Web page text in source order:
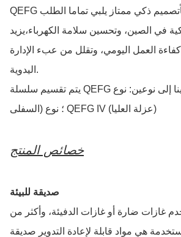
QEFG الرئيسية أخف وزناًتصميم ذكي ممتاز يلبي تماما الطلب
في الصين، وتحسين سلامة الكهرباء،يزيد
العمل اليومي، وتقلل من عبء الإدارة
اليدوية.
يتم تقسيم سلسلة QEFG لدينا إلى نوعين: نوع QEFG II (عزلة
السفلى) ؛ نوع QEFG IV (عزلة العليا)
خصائص المنتج
صديقة للبيئة
غازات ضارة أو غازات الدفيئة، وأكثر من
هي مواد قابلة لإعادة التدوير صديقة